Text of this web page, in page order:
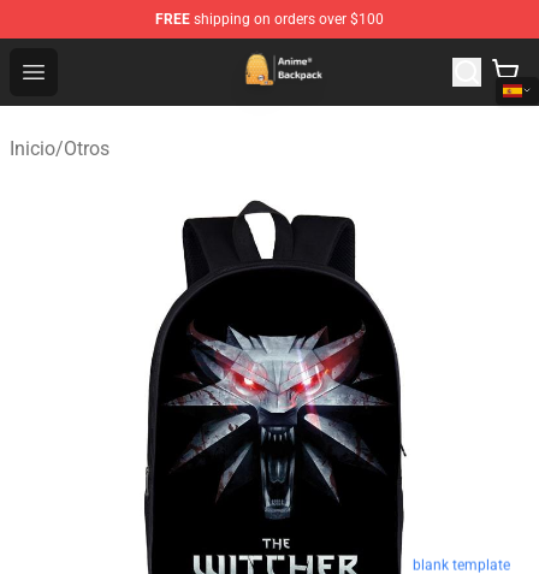
FREE shipping on orders over $100
Open menu
Anime Backpack Shop - Official Anime Backpack Store
Inicio/Otros
blank template